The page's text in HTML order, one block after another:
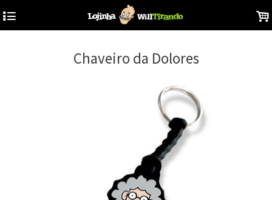
4 .
Chaveiro da Dolores